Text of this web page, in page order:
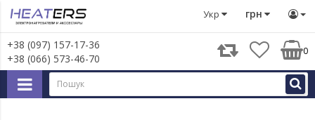
грн
Укр
+38 (097) 157-17-36
+38 (066) 573-46-70
0
Запчастини для великої побутової техніки Запчастини